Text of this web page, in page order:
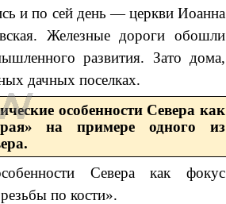
и по сей день — церкви Иоанна
Железные дороги обошли
развития. Зато дома,
дачных поселках.
особенности Севера как
на примере одного из
Севера как фокус
по кости».